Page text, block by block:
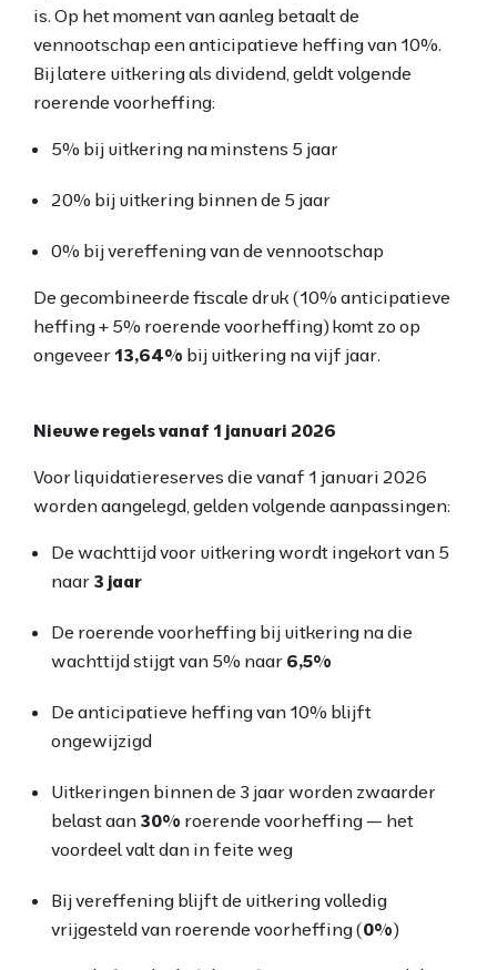
is. Op het moment van aanleg betaalt de
vennootschap een anticipatieve heffing van 10%.
Bij latere uitkering als dividend, geldt volgende
roerende voorheffing:
5% bij uitkering na minstens 5 jaar
20% bij uitkering binnen de 5 jaar
0% bij vereffening van de vennootschap
De gecombineerde fiscale druk (10% anticipatieve
heffing + 5% roerende voorheffing) komt zo op
ongeveer 13,64% bij uitkering na vijf jaar.
Nieuwe regels vanaf 1 januari 2026
Voor liquidatiereserves die vanaf 1 januari 2026
worden aangelegd, gelden volgende aanpassingen:
De wachttijd voor uitkering wordt ingekort van 5
naar 3 jaar
De roerende voorheffing bij uitkering na die
wachttijd stijgt van 5% naar 6,5%
De anticipatieve heffing van 10% blijft
ongewijzigd
Uitkeringen binnen de 3 jaar worden zwaarder
belast aan 30% roerende voorheffing — het
voordeel valt dan in feite weg
Bij vereffening blijft de uitkering volledig
vrijgesteld van roerende voorheffing (0%)